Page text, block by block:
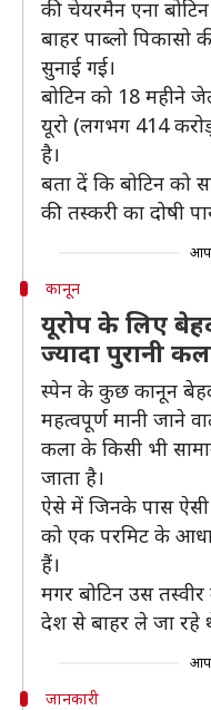
की चेयरमैन एना
बाहर पाब्लो
सुनाई गई।
बोटिन को 18 महीने
यूरो (लगभग 414
है।
बता दें कि बोटिन को
की तस्करी का दोषी
कानून
यूरोप के लिए
ज्यादा पुरानी
स्पेन के कुछ कानून
महत्वपूर्ण मानी जाने
कला के किसी भी
जाता है।
ऐसे में जिनके पास
को एक परमिट के
हैं।
मगर बोटिन उस
देश से बाहर ले जा रहे
जानकारी